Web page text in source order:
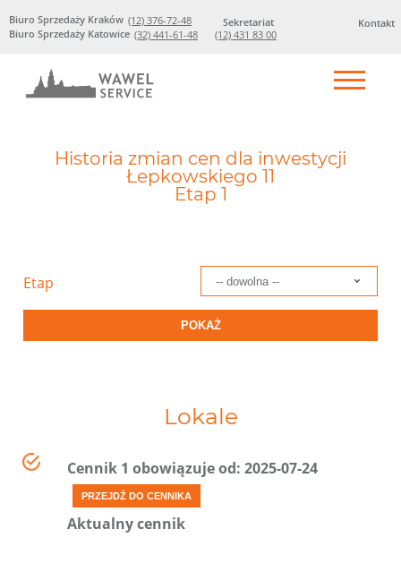
Kontakt
Biuro Sprzedaży Kraków (12) 376-72-48
Biuro Sprzedaży Katowice (32) 441-61-48
Sekretariat
(12) 431 83 00
Historia zmian cen dla inwestycji
Łepkowskiego 11
Etap 1
Etap
POKAŻ
Lokale
Cennik 1 obowiązuje od: 2025-07-24
PRZEJDŹ DO CENNIKA
Aktualny cennik